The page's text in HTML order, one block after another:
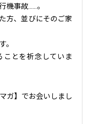
機事故……。
方、並びにそのご家
。
ことを祈念していま
ガ】でお会いしまし